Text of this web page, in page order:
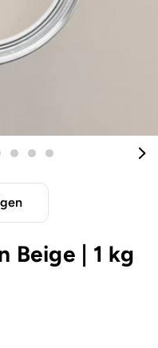
Beige 1 kg